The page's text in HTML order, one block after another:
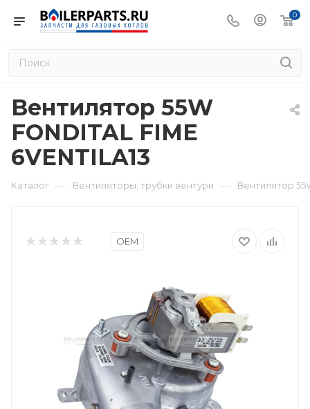
0
Вентилятор 55W
FONDITAL FIME
6VENTILA13
Каталог — Вентиляторы, трубки вентури — Вентилятор
OEM